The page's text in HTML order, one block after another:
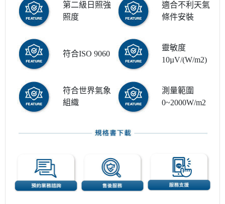
第二級日照強
照度
適合不利天氣
條件安裝
符合ISO 9060
靈敏度
10µV/(W/m2)
符合世界氣象
組織
測量範圍
0~2000W/m2